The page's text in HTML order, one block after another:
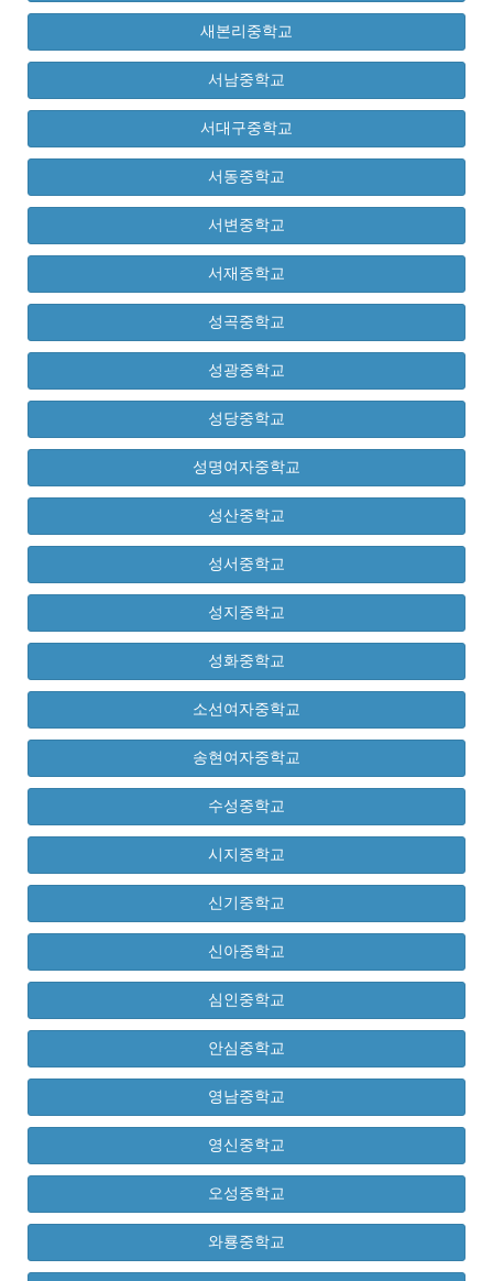
새본리중학교
서남중학교
서대구중학교
서동중학교
서변중학교
서재중학교
성곡중학교
성광중학교
성당중학교
성명여자중학교
성산중학교
성서중학교
성지중학교
성화중학교
소선여자중학교
송현여자중학교
수성중학교
시지중학교
신기중학교
신아중학교
심인중학교
안심중학교
영남중학교
영신중학교
오성중학교
와룡중학교